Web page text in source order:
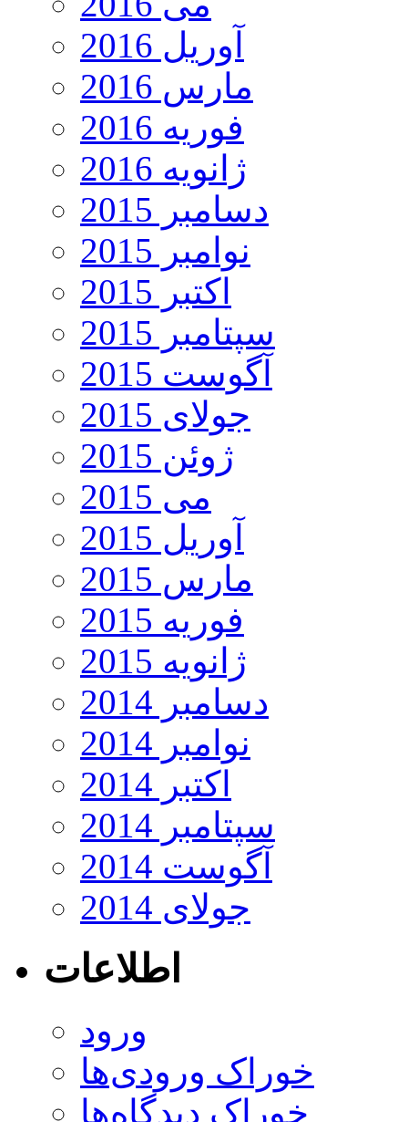
آوریل 2016
مارس 2016
فوریه 2016
ژانویه 2016
دسامبر 2015
نوامبر 2015
اکتبر 2015
سپتامبر 2015
آگوست 2015
جولای 2015
ژوئن 2015
می 2015
آوریل 2015
مارس 2015
فوریه 2015
ژانویه 2015
دسامبر 2014
نوامبر 2014
اکتبر 2014
سپتامبر 2014
آگوست 2014
جولای 2014
اطلاعات
ورود
خوراک ورودی‌ها
خوراک دیدگاه‌ها